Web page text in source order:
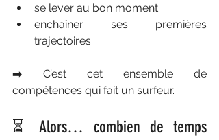
se lever au bon moment
enchaîner ses premières
trajectoires
➡️ C’est cet ensemble de
compétences qui fait un surfeur.
⏳ Alors… combien de temps